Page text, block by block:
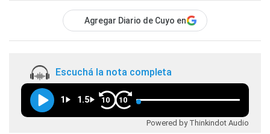
Agregar Diario de Cuyo en
Escuchá la nota completa
1 1.5 10 10
Powered by Thinkindot Audio